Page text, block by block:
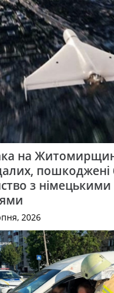
на
пошкоджені
з німецькими
2026